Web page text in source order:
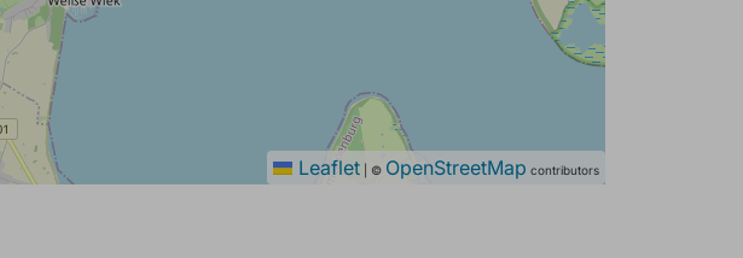
Leaflet © OpenStreetMap contributors